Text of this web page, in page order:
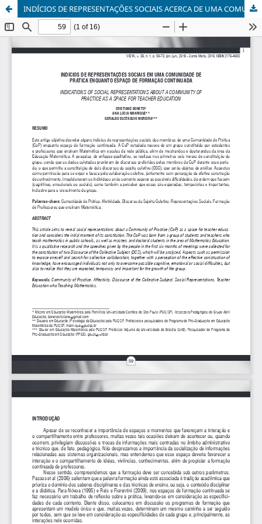
INDÍCIOS DE REPRESENTAÇÕES SOCIAIS ACERCA DE UMA COMUNIDADE DE PRÁTICA ENQUANTO ESPAÇO DE FORMAÇÃO CONTINUADA